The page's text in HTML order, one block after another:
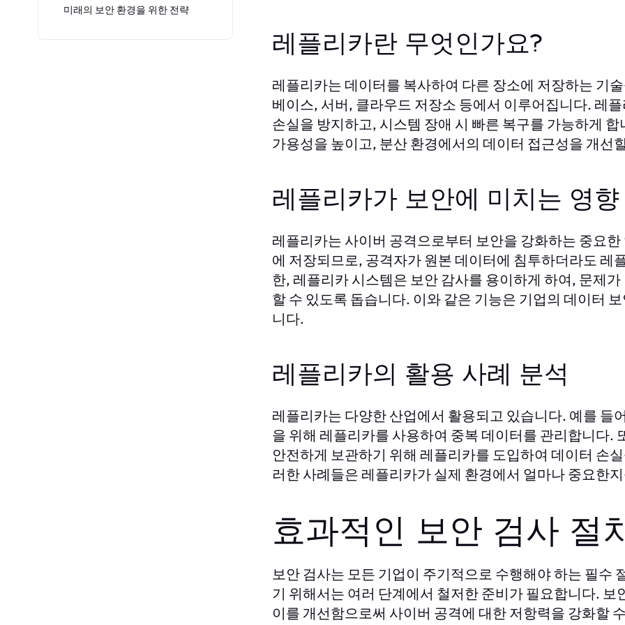
미래의 보안 환경을 위한 전략
레플리카란 무엇인가요?
레플리카는 데이터를 복사하여 다른 장소에 저장하는 기
베이스, 서버, 클라우드 저장소 등에서 이루어집니다. 레
손실을 방지하고, 시스템 장애 시 빠른 복구를 가능하게
가용성을 높이고, 분산 환경에서의 데이터 접근성을 개선
레플리카가 보안에 미치는 영향
레플리카는 사이버 공격으로부터 보안을 강화하는 중요
에 저장되므로, 공격자가 원본 데이터에 침투하더라도 레
한, 레플리카 시스템은 보안 감사를 용이하게 하여, 문제
할 수 있도록 돕습니다. 이와 같은 기능은 기업의 데이터
니다.
레플리카의 활용 사례 분석
레플리카는 다양한 산업에서 활용되고 있습니다. 예를 들
을 위해 레플리카를 사용하여 중복 데이터를 관리합니다.
안전하게 보관하기 위해 레플리카를 도입하여 데이터 손
러한 사례들은 레플리카가 실제 환경에서 얼마나 중요한
효과적인 보안 검사 절
보안 검사는 모든 기업이 주기적으로 수행해야 하는 필수
기 위해서는 여러 단계에서 철저한 준비가 필요합니다.
이를 개선함으로써 사이버 공격에 대한 저항력을 강화할